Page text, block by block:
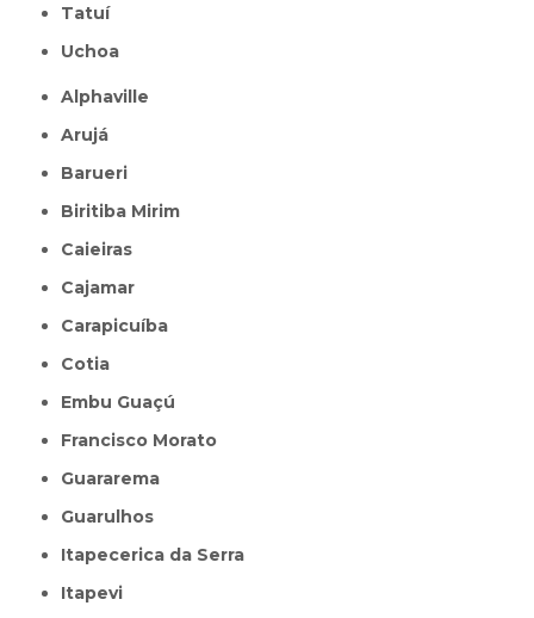
Tatuí
Uchoa
Alphaville
Arujá
Barueri
Biritiba Mirim
Caieiras
Cajamar
Carapicuíba
Cotia
Embu Guaçú
Francisco Morato
Guararema
Guarulhos
Itapecerica da Serra
Itapevi